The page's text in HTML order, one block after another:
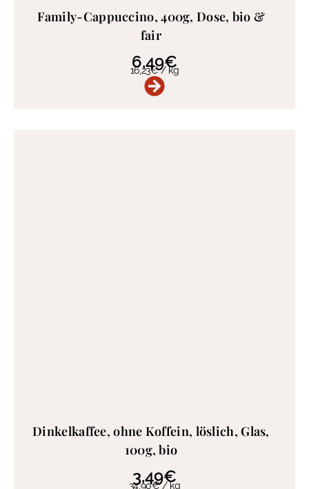
Family-Cappuccino, 400g, Dose, bio &
fair
6,49€
16,23€/kg
Dinkelkaffee, ohne Koffein, löslich, Glas,
100g, bio
3,49€
34,90€/kg